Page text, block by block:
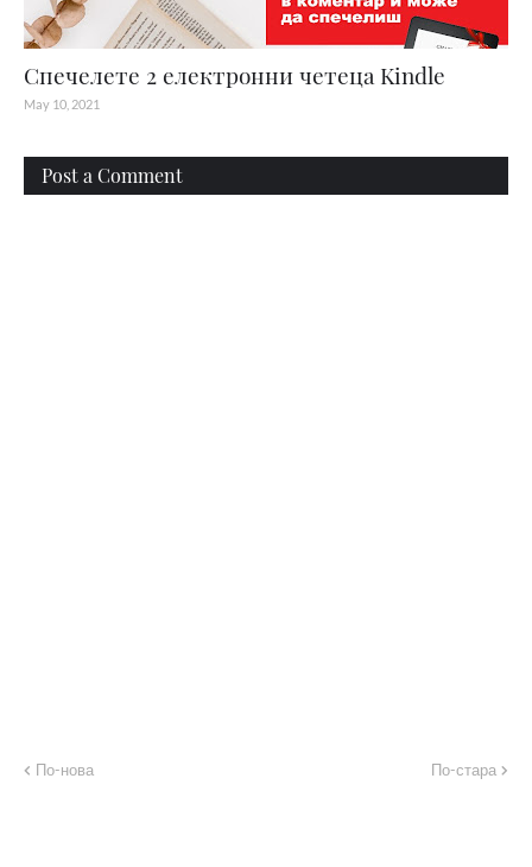
Спечелете 2 електронни четеца Kindle
May 10, 2021
Post a Comment
По-нова По-стара